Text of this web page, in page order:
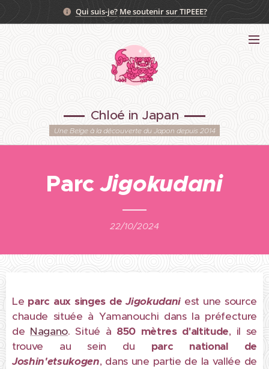
Qui suis-je? Me soutenir sur TIPEEE?
Chloé in Japan
Une Belge à la découverte du Japon depuis 2014
ParcJigokudani
22/10/2024
Le parc aux singes deJigokudani est une source
chaude située à Yamanouchi dans la préfecture
de Nagano. Situé à 850 mètres d'altitude, il se
trouve au sein du parc national de
Joshin'etsukogen, dans une partie de la vallée de